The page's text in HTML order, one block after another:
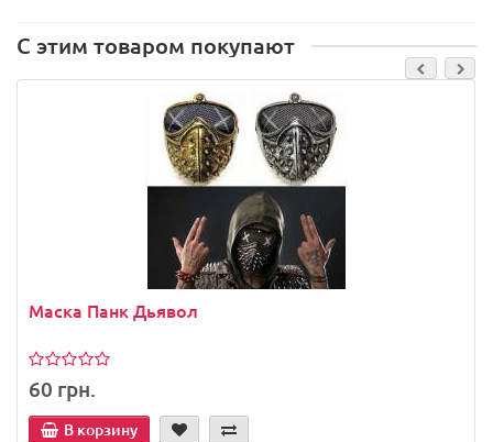
С этим товаром покупают
Маска Панк Дьявол
60 грн.
В корзину